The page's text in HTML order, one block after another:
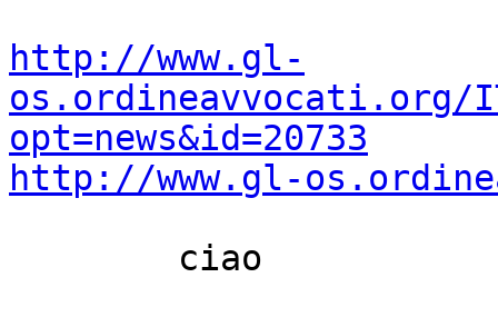
http://www.gl-
os.ordineavvocati.org/
opt=news&id=20733
http://www.gl-